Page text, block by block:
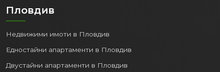
Пловдив
Недвижими имоти в Пловдив
Едностайни апартаменти в Пловдив
Двустайни апартаменти в Пловдив